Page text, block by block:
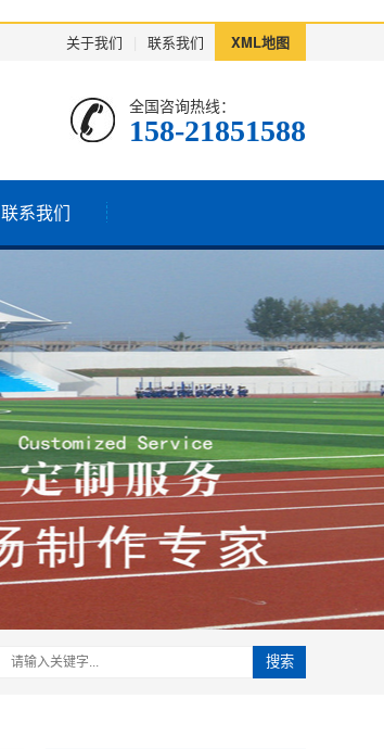
关于我们 联系我们 XML地图
全国咨询热线：
158-21851588
联系我们
搜索